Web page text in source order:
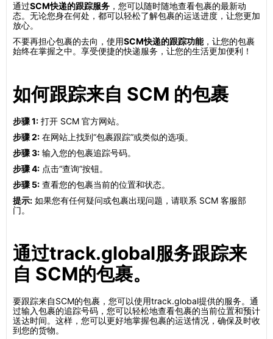
通过SCM快递的跟踪服务 ，您可以随时随地查看包裹的最新动
态。无论您身在何处，都可以轻松了解包裹的运送进度，让您更加
放心。
不要再担心包裹的去向，使用SCM快递的跟踪功能，让您的包裹
始终在掌握之中。享受便捷的快递服务，让您的生活更加便利！
如何跟踪来自 SCM 的包裹
步骤 1: 打开 SCM 官方网站。
步骤 2: 在网站上找到“包裹跟踪”或类似的选项。
步骤 3: 输入您的包裹追踪号码。
步骤 4: 点击“查询”按钮。
步骤 5: 查看您的包裹当前的位置和状态。
提示: 如果您有任何疑问或包裹出现问题，请联系 SCM 客服部
门。
通过track.global服务跟踪来
自 SCM的包裹。
要跟踪来自SCM的包裹，您可以使用track.global提供的服务。通
过输入包裹的追踪号码，您可以轻松地查看包裹的当前位置和预计
送达时间。这样，您可以更好地掌握包裹的运送情况，确保及时收
到您的货物。